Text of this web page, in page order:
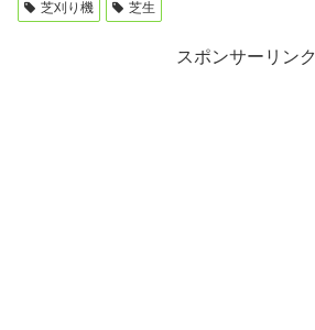
芝刈り機
芝生
スポンサーリンク